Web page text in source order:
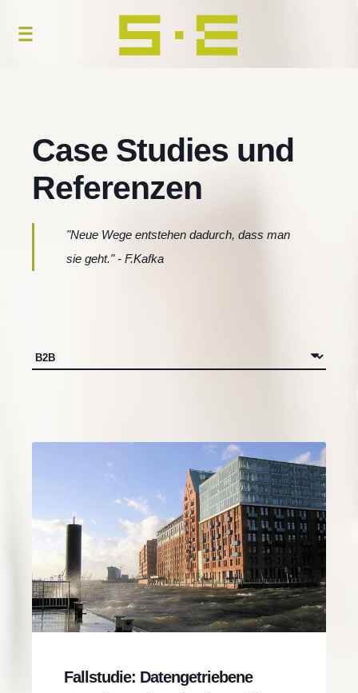
Case Studies und
Referenzen
"Neue Wege entstehen dadurch, dass man
sie geht." - F.Kafka
Fallstudie: Datengetriebene